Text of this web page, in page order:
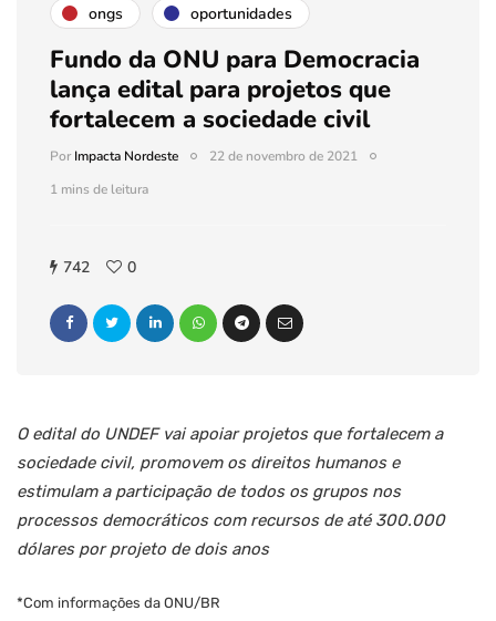
ongs oportunidades
Fundo da ONU para Democracia
lança edital para projetos que
fortalecem a sociedade civil
PorImpacta Nordeste
22 de novembro de 2021
1 mins de leitura
742 0
O edital do UNDEF vai apoiar projetos que fortalecem a
sociedade civil, promovem os direitos humanos e
estimulam a participação de todos os grupos nos
processos democráticos com recursos de até 300.000
dólares por projeto de dois anos
*Com informações da ONU/BR